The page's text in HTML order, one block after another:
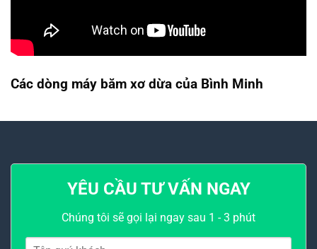
Các dòng máy băm xơ dừa của Bình Minh
YÊU CẦU TƯ VẤN NGAY
Chúng tôi sẽ gọi lại ngay sau 1 - 3 phút